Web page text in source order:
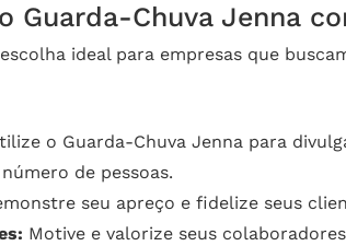
Guarda-Chuva Jenna
ideal para empresas que
o Guarda-Chuva Jenna para
de pessoas.
seu apreço e fidelize seus
Motive e valorize seus